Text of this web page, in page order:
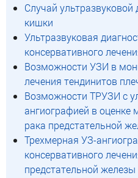
Случай
кишки
Ультразвуковая
консервативного
Возможности УЗИ в
лечения тендинитов
Возможности ТРУЗИ с
ангиографией в оценке
рака предстательной
Трехмерная УЗ-
консервативного
предстательной железы